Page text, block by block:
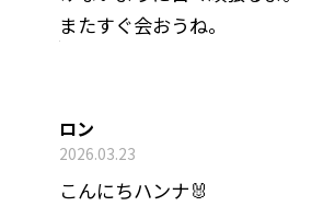
またすぐ会おうね。
ロン
2026.03.23
こんにちハンナ🐰